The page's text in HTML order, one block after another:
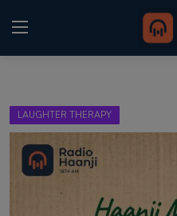
Home
Punjabi Podcast
LAUGHTER THERAPY